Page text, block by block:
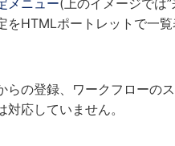
メニュー(上のイメージでは”
をHTMLポートレットで一
らの登録、ワークフローの
応していません。